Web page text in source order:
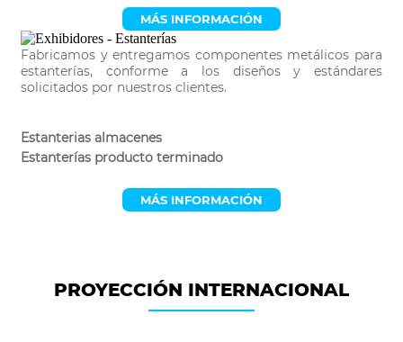
MÁS INFORMACIÓN
Fabricamos y entregamos componentes metálicos para
estanterías, conforme a los diseños y estándares
solicitados por nuestros clientes.
Estanterias almacenes
Estanterías producto terminado
MÁS INFORMACIÓN
PROYECCIÓN INTERNACIONAL